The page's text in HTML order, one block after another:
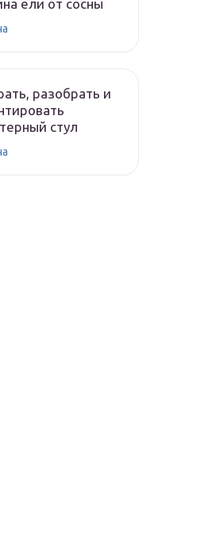
ели от сосны
разобрать и
стул